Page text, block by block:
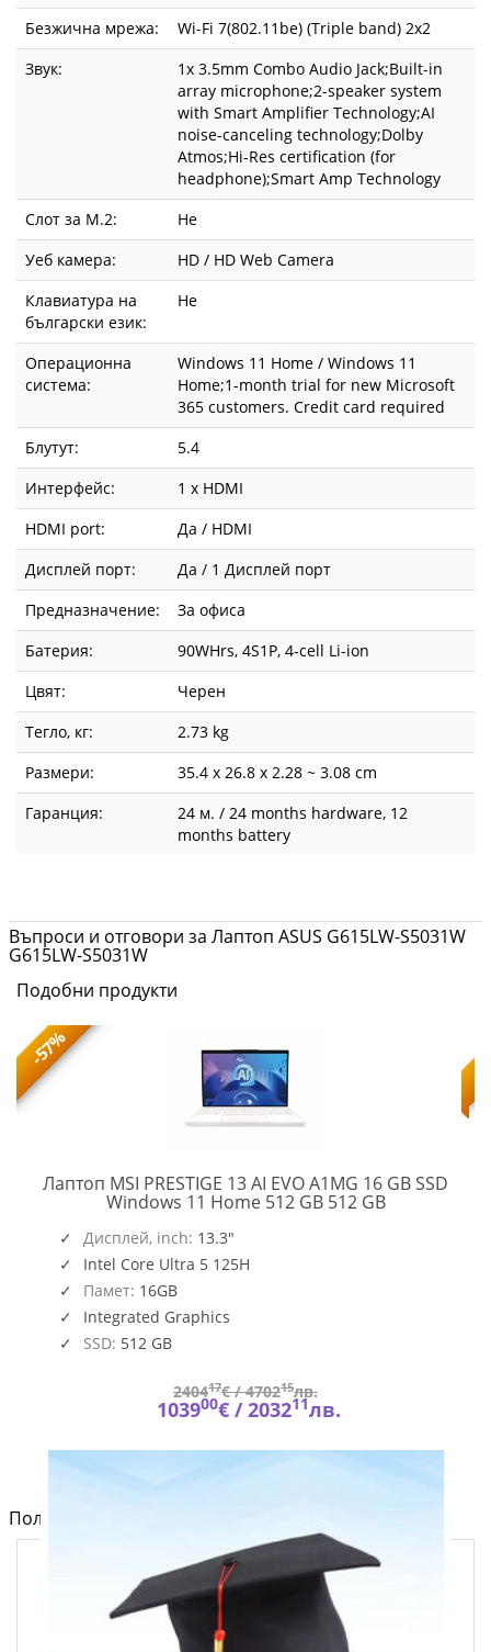
Безжична мрежа:
Wi-Fi 7(802.11be) (Triple band) 2x2
Звук:
1x 3.5mm Combo Audio Jack;Built-in
array microphone;2-speaker system
with Smart Amplifier Technology;AI
noise-canceling technology;Dolby
Atmos;Hi-Res certification (for
headphone);Smart Amp Technology
Слот за М.2:
Не
Уеб камера:
HD / HD Web Camera
Клавиатура на
български език:
Не
Операционна
система:
Windows 11 Home / Windows 11
Home;1-month trial for new Microsoft
365 customers. Credit card required
Блутут:
5.4
Интерфейс:
1 x HDMI
HDMI port:
Да / HDMI
Дисплей порт:
Да / 1 Дисплей порт
Предназначение:
За офиса
Батерия:
90WHrs, 4S1P, 4-cell Li-ion
Цвят:
Черен
Тегло, кг:
2.73 kg
Размери:
35.4 x 26.8 x 2.28 ~ 3.08 cm
Гаранция:
24 м. / 24 months hardware, 12
months battery
Въпроси и отговори за Лаптоп ASUS G615LW-S5031W
G615LW-S5031W
Подобни продукти
-57%
Лаптоп MSI PRESTIGE 13 AI EVO A1MG 16 GB SSD
Windows 11 Home 512 GB 512 GBPRESTIGE
Дисплей, inch: 13.3"
Intel Core Ultra 5 125H
Памет: 16GB
Integrated Graphics
SSD: 512 GB
240417€ /470215лв.
103900€ /203211лв.
Полезно от блога за компютри и лаптопи на Fly.bg